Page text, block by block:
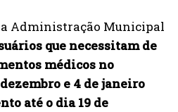
a Administração Municipal
que necessitam de
médicos no
e 4 de janeiro
até o dia 19 de